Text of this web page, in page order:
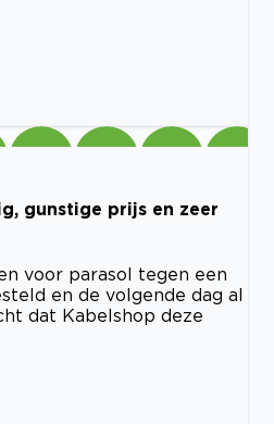
gunstige prijs en zeer
voor parasol tegen een
en de volgende dag al
dat Kabelshop deze